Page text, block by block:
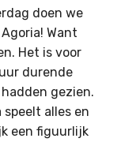
doen we
Want
Het is voor
durende
gezien.
alles en
een figuurlijk